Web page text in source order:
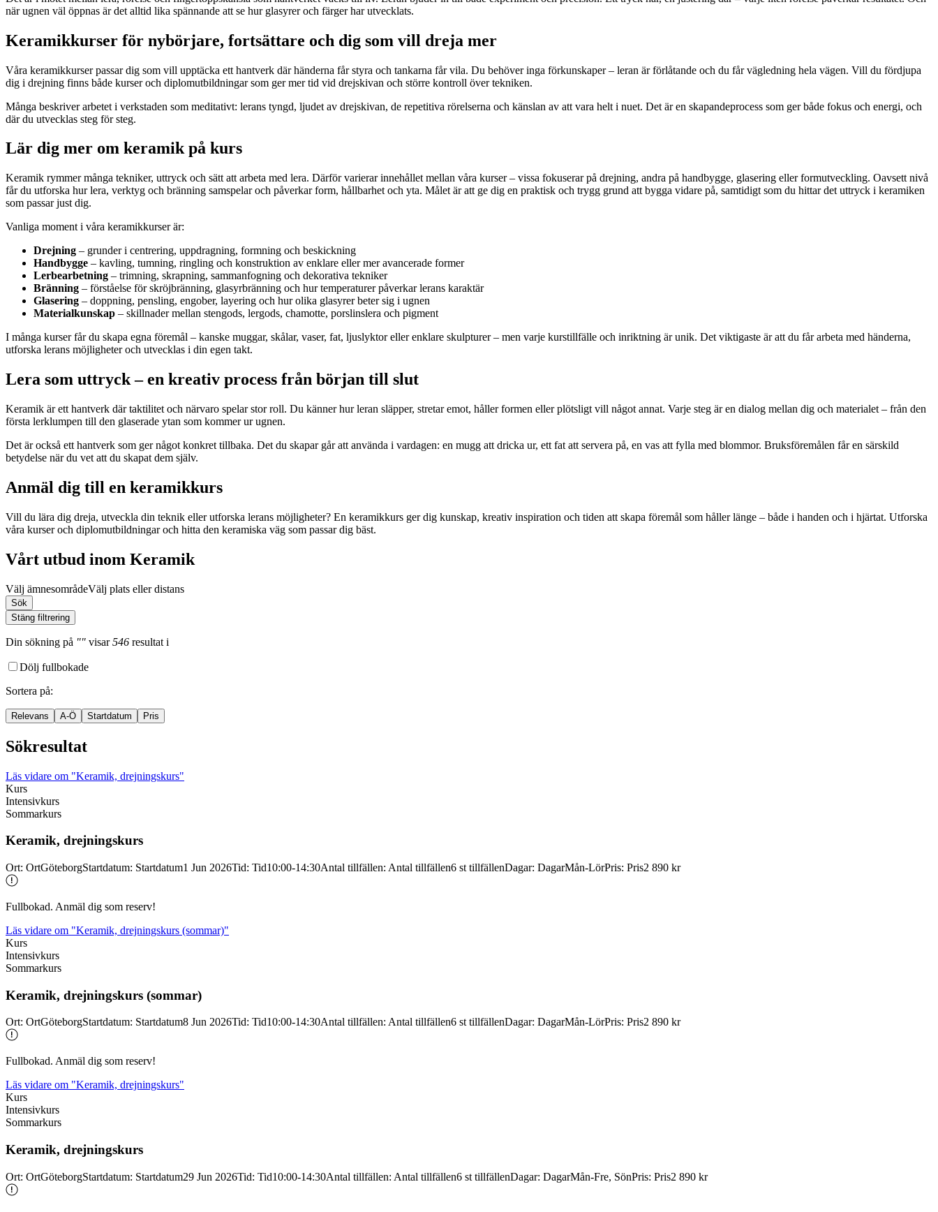
när ugnen väl öppnas är det alltid lika spännande att se hur glasyrer och färger har utvecklats.
Keramikkurser för nybörjare, fortsättare och dig som vill dreja mer
Våra keramikkurser passar dig som vill upptäcka ett hantverk där händerna får styra och tankarna får vila. Du behöver inga förkunskaper – leran är förlåtande och du får vägledning hela vägen. Vill du fördjupa
dig i drejning finns både kurser och diplomutbildningar som ger mer tid vid drejskivan och större kontroll över tekniken.
Många beskriver arbetet i verkstaden som meditativt: lerans tyngd, ljudet av drejskivan, de repetitiva rörelserna och känslan av att vara helt i nuet. Det är en skapandeprocess som ger både fokus och energi, och
där du utvecklas steg för steg.
Lär dig mer om keramik på kurs
Keramik rymmer många tekniker, uttryck och sätt att arbeta med lera. Därför varierar innehållet mellan våra kurser – vissa fokuserar på drejning, andra på handbygge, glasering eller formutveckling. Oavsett nivå
får du utforska hur lera, verktyg och bränning samspelar och påverkar form, hållbarhet och yta. Målet är att ge dig en praktisk och trygg grund att bygga vidare på, samtidigt som du hittar det uttryck i keramiken
som passar just dig.
Vanliga moment i våra keramikkurser är:
Drejning – grunder i centrering, uppdragning, formning och beskickning
Handbygge – kavling, tumning, ringling och konstruktion av enklare eller mer avancerade former
Lerbearbetning – trimning, skrapning, sammanfogning och dekorativa tekniker
Bränning – förståelse för skröjbränning, glasyrbränning och hur temperaturer påverkar lerans karaktär
Glasering – doppning, pensling, engober, layering och hur olika glasyrer beter sig i ugnen
Materialkunskap – skillnader mellan stengods, lergods, chamotte, porslinslera och pigment
I många kurser får du skapa egna föremål – kanske muggar, skålar, vaser, fat, ljuslyktor eller enklare skulpturer – men varje kurstillfälle och inriktning är unik. Det viktigaste är att du får arbeta med händerna,
utforska lerans möjligheter och utvecklas i din egen takt.
Lera som uttryck – en kreativ process från början till slut
Keramik är ett hantverk där taktilitet och närvaro spelar stor roll. Du känner hur leran släpper, stretar emot, håller formen eller plötsligt vill något annat. Varje steg är en dialog mellan dig och materialet – från den
första lerklumpen till den glaserade ytan som kommer ur ugnen.
Det är också ett hantverk som ger något konkret tillbaka. Det du skapar går att använda i vardagen: en mugg att dricka ur, ett fat att servera på, en vas att fylla med blommor. Bruksföremålen får en särskild
betydelse när du vet att du skapat dem själv.
Anmäl dig till en keramikkurs
Vill du lära dig dreja, utveckla din teknik eller utforska lerans möjligheter? En keramikkurs ger dig kunskap, kreativ inspiration och tiden att skapa föremål som håller länge – både i handen och i hjärtat. Utforska
våra kurser och diplomutbildningar och hitta den keramiska väg som passar dig bäst.
Vårt utbud inom Keramik
Välj ämnesområdeVälj plats eller distans
Sök
Stäng filtrering
Din sökning på "" visar546 resultat i
Dölj fullbokade
Sortera på:
Relevans A-Ö Startdatum Pris
Sökresultat
Läs vidare om "Keramik, drejningskurs"
Kurs
Intensivkurs
Sommarkurs
Keramik, drejningskurs
Ort: OrtGöteborgStartdatum: Startdatum1 Jun 2026Tid: Tid10:00-14:30Antal tillfällen: Antal tillfällen6 st tillfällenDagar: DagarMån-LörPris: Pris2 890 kr
Fullbokad. Anmäl dig som reserv!
Läs vidare om "Keramik, drejningskurs (sommar)"
Kurs
Intensivkurs
Sommarkurs
Keramik, drejningskurs (sommar)
Ort: OrtGöteborgStartdatum: Startdatum8 Jun 2026Tid: Tid10:00-14:30Antal tillfällen: Antal tillfällen6 st tillfällenDagar: DagarMån-LörPris: Pris2 890 kr
Fullbokad. Anmäl dig som reserv!
Läs vidare om "Keramik, drejningskurs"
Kurs
Intensivkurs
Sommarkurs
Keramik, drejningskurs
Ort: OrtGöteborgStartdatum: Startdatum29 Jun 2026Tid: Tid10:00-14:30Antal tillfällen: Antal tillfällen6 st tillfällenDagar: DagarMån-Fre, SönPris: Pris2 890 kr